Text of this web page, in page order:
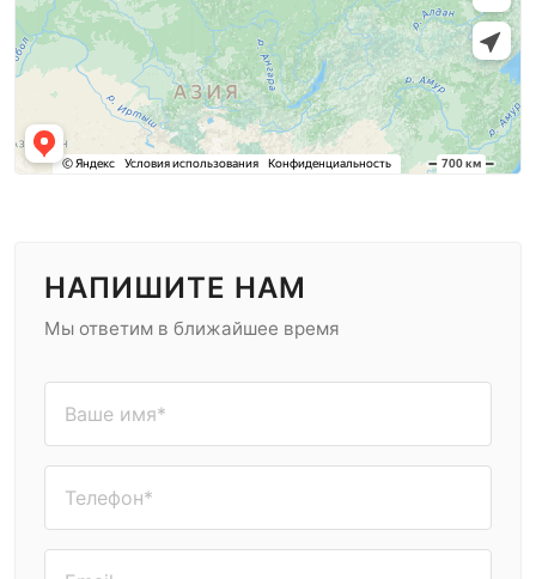
НАПИШИТЕ НАМ
Мы ответим в ближайшее время